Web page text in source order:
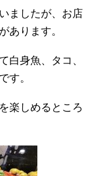
ましたが、お店
あります。
白身魚、タコ、
す。
楽しめるところ